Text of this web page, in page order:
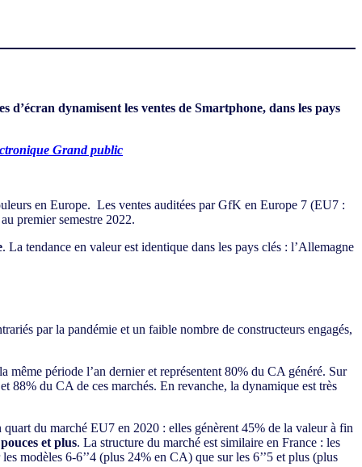
dynamisent les ventes de Smartphone, dans les pays
Grand public
en Europe. Les ventes auditées par GfK en Europe 7 (EU7 :
premier semestre 2022.
. La tendance en valeur est identique dans les pays clés : l’Allemagne
par la pandémie et un faible nombre de constructeurs engagés,
même période l’an dernier et représentent 80% du CA généré. Sur
88% du CA de ces marchés. En revanche, la dynamique est très
du marché EU7 en 2020 : elles génèrent 45% de la valeur à fin
et plus. La structure du marché est similaire en France : les
modèles 6-6’’4 (plus 24% en CA) que sur les 6’’5 et plus (plus